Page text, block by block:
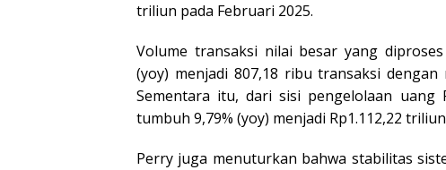
triliun pada Februari 2025.
Volume transaksi nilai besar yang
(yoy) menjadi 807,18 ribu transaksi
Sementara itu, dari sisi pengelolaan uang
tumbuh 9,79% (yoy) menjadi Rp1.112,22
Perry juga menuturkan bahwa stabilitas